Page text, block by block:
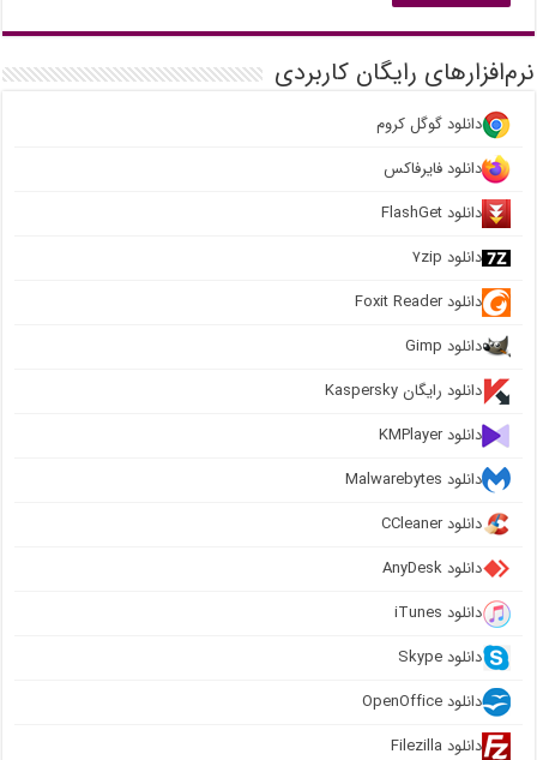
نرم‌افزارهای رایگان کاربردی
دانلود گوگل کروم
دانلود فایرفاکس
دانلود FlashGet
دانلود ۷zip
دانلود Foxit Reader
دانلود Gimp
دانلود رایگان Kaspersky
دانلود KMPlayer
دانلود Malwarebytes
دانلود CCleaner
دانلود AnyDesk
دانلود iTunes
دانلود Skype
دانلود OpenOffice
دانلود Filezilla